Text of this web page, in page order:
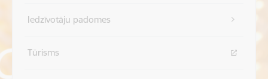
Iedzīvotāju padomes
Tūrisms